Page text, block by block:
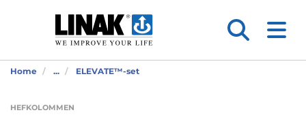
Home ... ELEVATE™-set
HEFKOLOMMEN